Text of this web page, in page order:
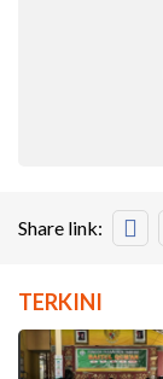
Share link:
TERKINI